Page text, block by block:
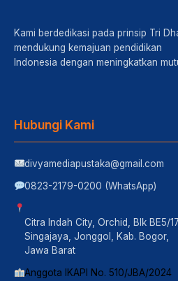
Kami berdedikasi pada prinsip Tri
mendukung kemajuan pendidikan
Indonesia dengan meningkatkan
Hubungi Kami
divyamediapustaka@gmail.com
0823-2179-0200 (WhatsApp)
Citra Indah City, Orchid, Blk BE5/17,
Singajaya, Jonggol, Kab. Bogor,
Jawa Barat
Anggota IKAPI No. 510/JBA/2024